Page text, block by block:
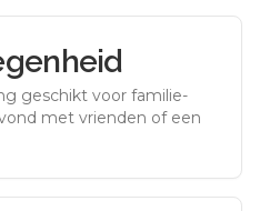
geschikt voor familie-
met vrienden of een